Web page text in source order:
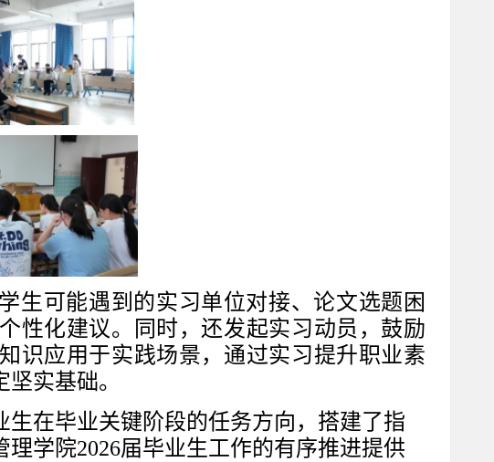
生可能遇到的实习单位对接、论文选题困
性化建议。同时，还发起实习动员，鼓励
识应用于实践场景，通过实习提升职业素
实基础。
在毕业关键阶段的任务方向，搭建了指
理学院2026届毕业生工作的有序推进提供